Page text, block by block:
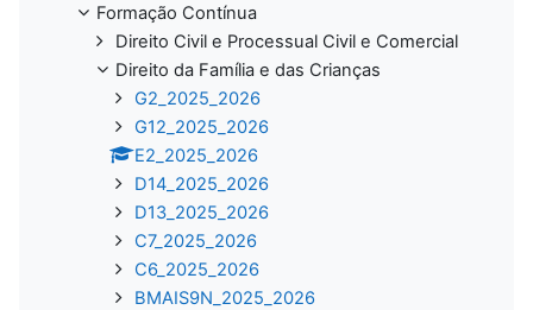
Formação Contínua
Direito Civil e Processual Civil e Comercial
Direito da Família e das Crianças
G2_2025_2026
G12_2025_2026
E2_2025_2026
D14_2025_2026
D13_2025_2026
C7_2025_2026
C6_2025_2026
BMAIS9N_2025_2026